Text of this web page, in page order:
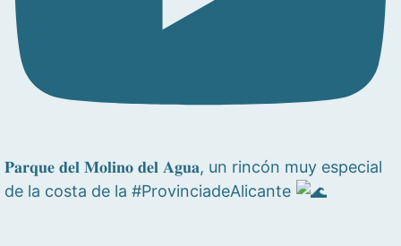
𝐏𝐚𝐫𝐪𝐮𝐞 𝐝𝐞𝐥 𝐌𝐨𝐥𝐢𝐧𝐨 𝐝𝐞𝐥 𝐀𝐠𝐮𝐚, un rincón muy especial
de la costa de la #ProvinciadeAlicante